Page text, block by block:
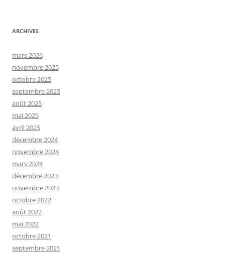
ARCHIVES
mars 2026
novembre 2025
octobre 2025
septembre 2025
août 2025
mai 2025
avril 2025
décembre 2024
novembre 2024
mars 2024
décembre 2023
novembre 2023
octobre 2022
août 2022
mai 2022
octobre 2021
septembre 2021